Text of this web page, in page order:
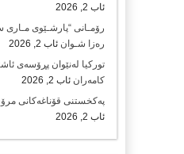
ئاب 2, 2026
رۆمـانی “پارشـێوی مـاری
رەزا شـوان ئاب 2, 2026
تورکیا لەنێوان پڕۆسەی
کامەران ئاب 2, 2026
پەکخستنی قۆناغەکانی
ئاب 2, 2026